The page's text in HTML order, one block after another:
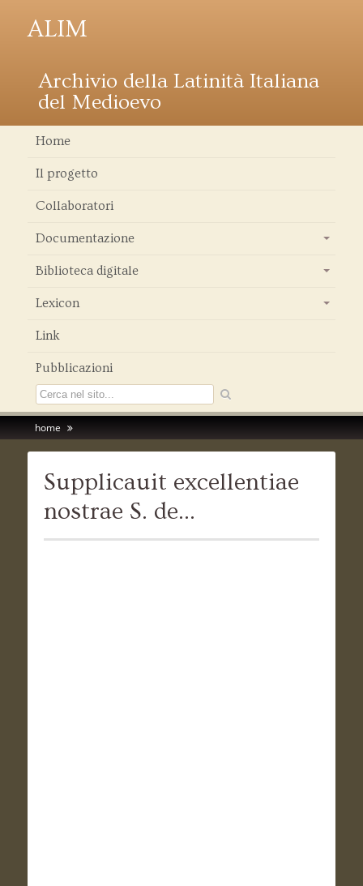
ALIM
Archivio della Latinità Italiana
del Medioevo
Home
Il progetto
Collaboratori
Documentazione
Biblioteca digitale
Lexicon
Link
Pubblicazioni
home
Supplicauit excellentiae
nostrae S. de…